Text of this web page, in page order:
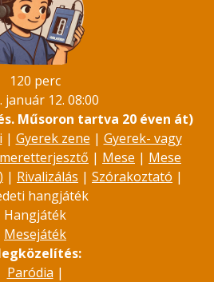
120 perc
január 12. 08:00
Műsoron tartva 20 éven át)
| Gyerek zene | Gyerek- vagy
| Mese | Mese
| Rivalizálás | Szórakoztató |
hangjáték
Hangjáték
Mesejáték
Paródia |